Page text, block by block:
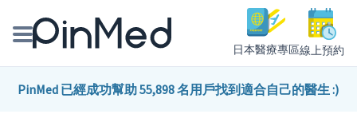
日本醫療專區線上預約
線上預約醫師、院所
PinMed 已經成功幫助 55,898 名用戶找到適合自己的醫生 :)